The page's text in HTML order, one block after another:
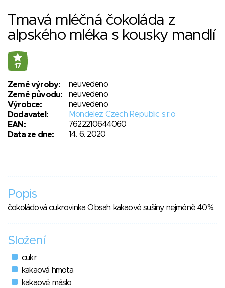
Tmavá mléčná čokoláda z
alpského mléka s kousky mandlí
17
Země výroby:
neuvedeno
Země původu:
neuvedeno
Výrobce:
neuvedeno
Dodavatel:
Mondelez Czech Republic s.r.o
EAN:
7622210644060
Data ze dne:
14. 6. 2020
Popis
čokoládová cukrovinka Obsah kakaové sušiny nejméně 40%.
Složení
cukr
kakaová hmota
kakaové máslo